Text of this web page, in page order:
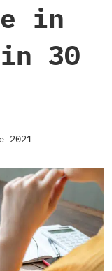
in
30
2021